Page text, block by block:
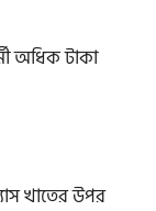
অধিক টাকা
খাতের উপর